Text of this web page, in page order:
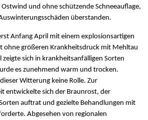
und ohne schützende Schneeauflage,
überstanden.
Anfang April mit einem explosionsartigen
ohne größeren Krankheitsdruck mit Mehltau
zeigte sich in krankheitsanfälligen Sorten
es zunehmend warm und trocken.
Witterung keine Rolle. Zur
entwickelte sich der Braunrost, der
auftrat und gezielte Behandlungen mit
Abgesehen von regionalen